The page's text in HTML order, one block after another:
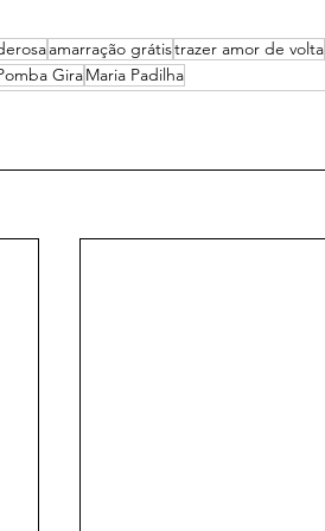
amarração grátistrazer amor de volta
GiraMaria Padilha